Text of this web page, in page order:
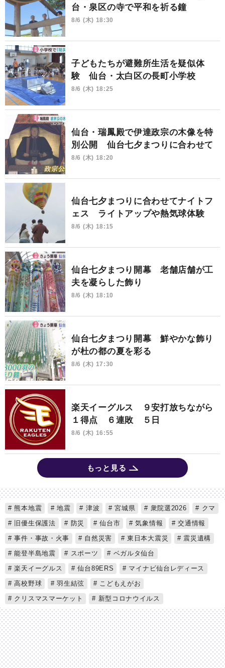
台・泉区の寺で平和を祈る鐘
8/6 (木) 18:30
子どもたちが避難所生活を疑似体
験 仙台・太白区の長町小学校
8/6 (木) 18:25
仙台・瑞鳳殿で伊達政宗の木像を特
別公開 仙台七夕まつりに合わせて
8/6 (木) 18:20
仙台七夕まつりに合わせてナイトフ
ェス ライトアップや熱気球体験
8/6 (木) 18:15
仙台七夕まつり開幕 老舗店舗が工
夫を凝らした飾り
8/6 (木) 18:10
仙台七夕まつり開幕 鮮やかな飾り
が杜の都の夏を彩る
8/6 (木) 17:30
楽天イーグルス ９安打放ちながら
１得点 ６連敗 ５日
8/6 (木) 16:55
もっと見る
熊本地震 地震 津波 宮城県 衆院選2026
クマ
旧優生保護法
防災 仙台市 気象情報
交通情報
事件・事故・火事
自然災害 東日本大震災
震災遺構
能登半島地震
スポーツ
ベガルタ仙台
楽天イーグルス
仙台89ERS
マイナビ仙台レディース
高校野球
羽生結弦
こどもえがお
クリスマスマーケット
新型コロナウイルス